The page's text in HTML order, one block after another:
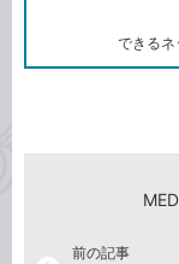
できるネ
前の記事